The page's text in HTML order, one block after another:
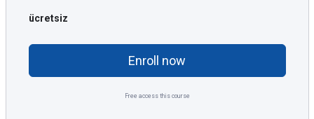
ücretsiz
Enroll now
Free access this course